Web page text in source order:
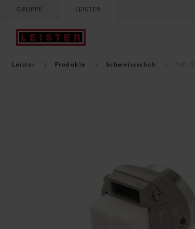
GRUPPE LEISTER
Leister Produkte Schweissschuh